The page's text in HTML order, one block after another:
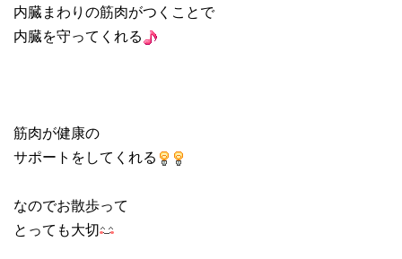
内臓まわりの筋肉がつくことで
内臓を守ってくれる
筋肉が健康の
サポートをしてくれる
なのでお散歩って
とっても大切